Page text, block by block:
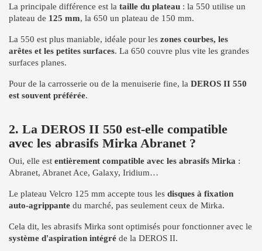
La principale différence est la taille du plateau : la 550 utilise un
plateau de 125 mm, la 650 un plateau de 150 mm.
La 550 est plus maniable, idéale pour les zones courbes, les
arêtes et les petites surfaces. La 650 couvre plus vite les grandes
surfaces planes.
Pour de la carrosserie ou de la menuiserie fine, la DEROS II 550
est souvent préférée.
2. La DEROS II 550 est-elle compatible
avec les abrasifs Mirka Abranet ?
Oui, elle est entièrement compatible avec les abrasifs Mirka :
Abranet, Abranet Ace, Galaxy, Iridium…
Le plateau Velcro 125 mm accepte tous les disques à fixation
auto-agrippante du marché, pas seulement ceux de Mirka.
Cela dit, les abrasifs Mirka sont optimisés pour fonctionner avec le
système d'aspiration intégré de la DEROS II.